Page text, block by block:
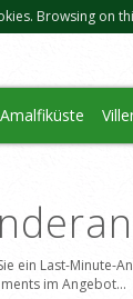
Browsing on
Amalfiküste
ein Last-Minute-
im Angebot...